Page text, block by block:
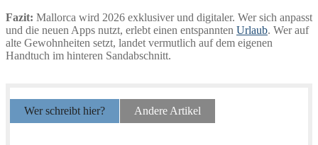
Fazit: Mallorca wird 2026 exklusiver und digitaler. Wer sich anpasst
und die neuen Apps nutzt, erlebt einen entspannten Urlaub. Wer auf
alte Gewohnheiten setzt, landet vermutlich auf dem eigenen
Handtuch im hinteren Sandabschnitt.
Wer schreibt hier? Andere Artikel